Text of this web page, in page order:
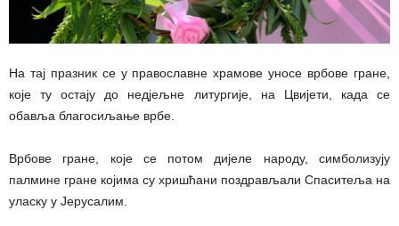
На тај празник се у православне храмове уносе врбове гране,
које ту остају до нед‌јељне литургије, на Цвијети, када се
обавља благосиљање врбе.
Врбове гране, које се потом дијеле народу, симболизују
палмине гране којима су хришћани поздрављали Спаситеља на
уласку у Јерусалим.